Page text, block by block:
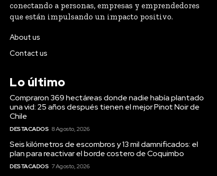
conectando a personas, empresas y emprendedores
que están impulsando un impacto positivo.
About us
Contact us
Lo último
Compraron 369 hectáreas donde nadie había plantado
una vid: 25 años después tienen el mejor Pinot Noir de
Chile
DESTACADOS 8 Agosto, 2026
Seis kilómetros de escombros y 13 mil damnificados: el
plan para reactivar el borde costero de Coquimbo
DESTACADOS 7 Agosto, 2026